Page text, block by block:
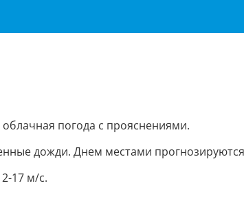
погода с прояснениями.
дожди. Днем местами
17 м/с.